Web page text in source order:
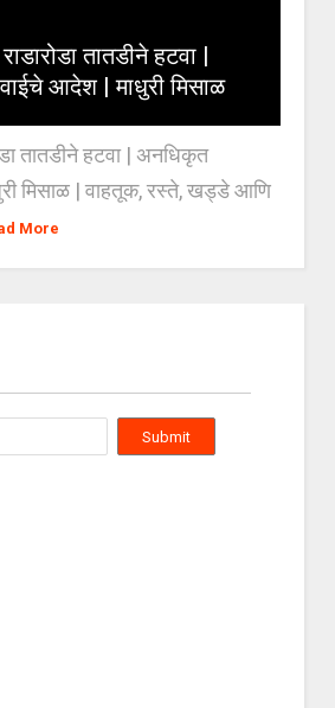
तातडीने हटवा |
आदेश | माधुरी मिसाळ
तातडीने हटवा | अनधिकृत
मिसाळ | वाहतूक, रस्ते, खड्डे आणि
More